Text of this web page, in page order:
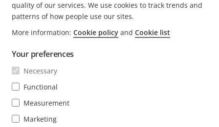
quality of our services. We use cookies to track trends and
patterns of how people use our sites.
More information: Cookie policy and Cookie list
Your preferences
Necessary
Functional
Measurement
Marketing